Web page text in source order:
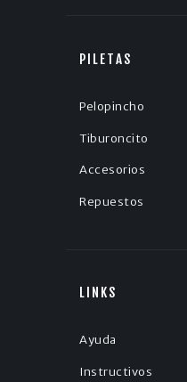
PILETAS
Pelopincho
Tiburoncito
Accesorios
Repuestos
LINKS
Ayuda
Instructivos